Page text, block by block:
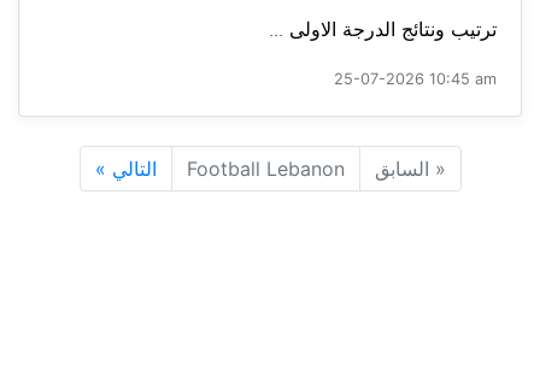
ترتيب ونتائج الدرجة الاولى ...
25-07-2026 10:45 am
« السابق Football Lebanon التالي »